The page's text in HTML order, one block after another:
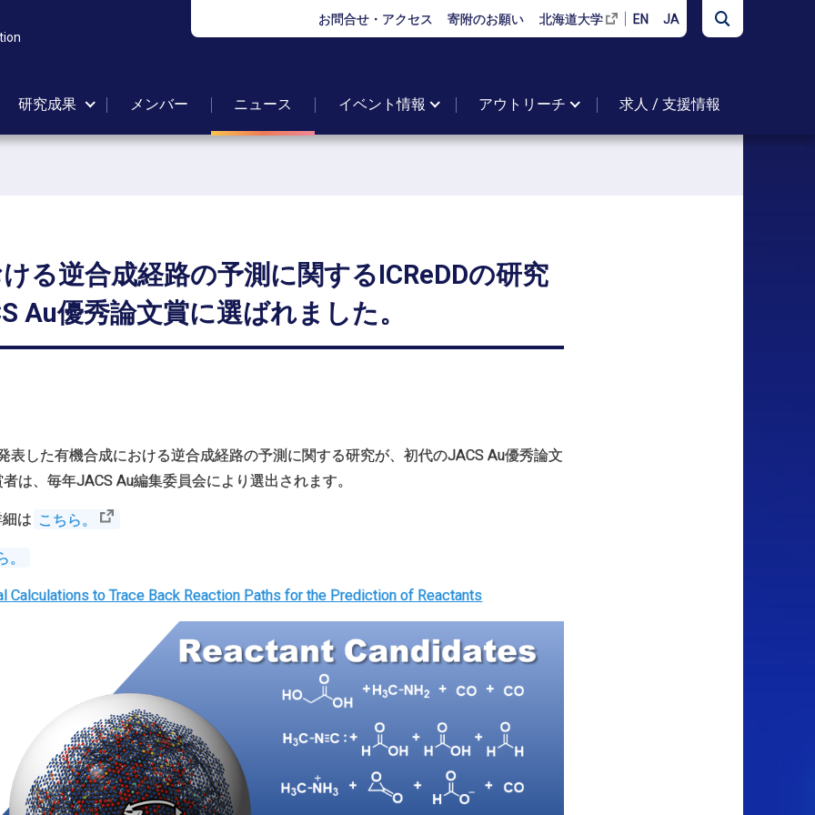
お問合せ・アクセス 寄附のお願い 北海道大学 EN
JA
研究成果 メンバー ニュース イベント情報 アウトリーチ 求人 / 支援情報
る逆合成経路の予測に関するICReDDの研究
Au優秀論文賞に選ばれました。
表した有機合成における逆合成経路の予測に関する研究が、初代のJACS Au優秀論文
は、毎年JACS Au編集委員会により選出されます。
は こちら。
。
Calculations to Trace Back Reaction Paths for the Prediction of Reactants